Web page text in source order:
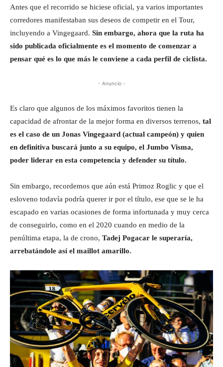
Antes que el recorrido se hiciese oficial, ya varios importantes
corredores manifestaban sus deseos de competir en el Tour,
incluyendo a Vingegaard. Sin embargo, ahora que la ruta ha
sido publicada oficialmente es el momento de comenzar a
pensar qué es lo que más le conviene a cada perfil de ciclista.
- Anuncio -
Es claro que algunos de los máximos favoritos tienen la
capacidad de afrontar de la mejor forma en diversos terrenos, tal
es el caso de un Jonas Vingegaard (actual campeón) y quien
en definitiva buscará junto a su equipo, el Jumbo Visma,
poder liderar en esta competencia y defender su título.
Sin embargo, recordemos que aún está Primoz Roglic y que el
esloveno todavía podría querer ir por el título, ese que se le ha
escapado en varias ocasiones de forma infortunada y muy cerca
de conseguirlo, como en el 2020 cuando en medio de la
penúltima etapa, la de crono, Tadej Pogacar le superaría,
arrebatándole así el maillot amarillo.